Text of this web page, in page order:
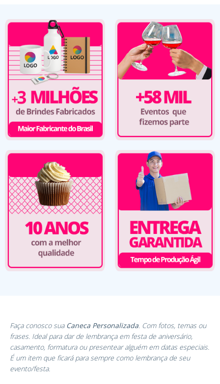
Faça conosco sua Caneca Personalizada . Com fotos, temas ou
frases. Ideal para dar de lembrança em festa de aniversário,
casamento, formatura ou presentear alguém em datas especiais.
É um item que ficará para sempre como lembrança de seu
evento/festa.